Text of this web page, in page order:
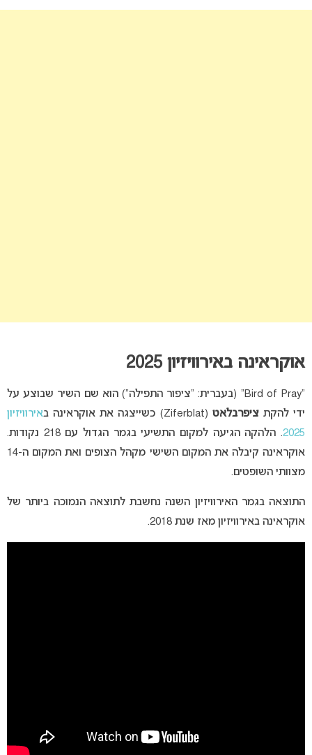
אוקראינה באירוויזיון 2025
“Bird of Pray” (בעברית: “ציפור התפילה”) הוא שם השיר שבוצע על
ידי להקתציפרבלאט (Ziferblat) כשייצגה את אוקראינה ב
אירוויזיון
2025
. הלהקה הגיעה למקום התשיעי בגמר הגדול עם 218 נקודות.
אוקראינה קיבלה את המקום השישי מקהל הצופים ואת המקום ה-14
מצוותי השופטים.
התוצאה בגמר האירוויזיון השנה נחשבת לתוצאה הנמוכה ביותר של
אוקראינה באירוויזיון מאז שנת 2018.